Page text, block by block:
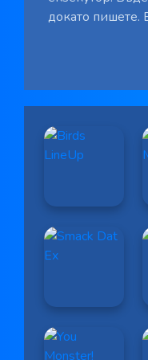
докато пишете.